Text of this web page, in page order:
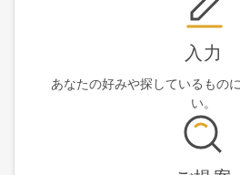
入力
あなたの好みや探しているもの
い。